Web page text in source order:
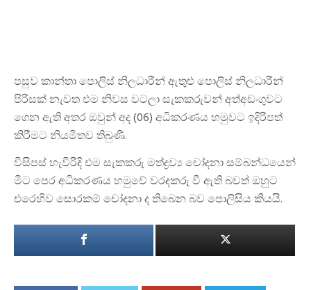
පසුව කාන්තා පොලිස් නිලධාරීන් ඇතුළු පොලිස් නිලධාරීන්
පිරිසක් නැවත එම නිවස වටලා සැකකරුවන් අත්අඩංගුවට
ගෙන ඇති අතර ඔවුන් අද (06) අධිකරණය හමුවට ඉදිරිපත්
කිරීමට නියමිතව තිබුණි.
විසිපස් හැවිරිදි එම සැකකරු මත්ද්‍රව්‍ය චෝදනා සම්බන්ධයෙන්
මීට පෙර අධිකරණය හමුවේ වරදකරු වී ඇති බවත් ඔහුට
එරෙහිව සොරකම් චෝදනා ද තිබෙන බව පොලිසිය කියයි.